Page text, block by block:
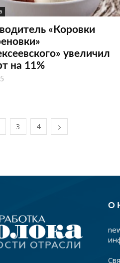
«Коровки
увеличил
на 11%
3 4
О